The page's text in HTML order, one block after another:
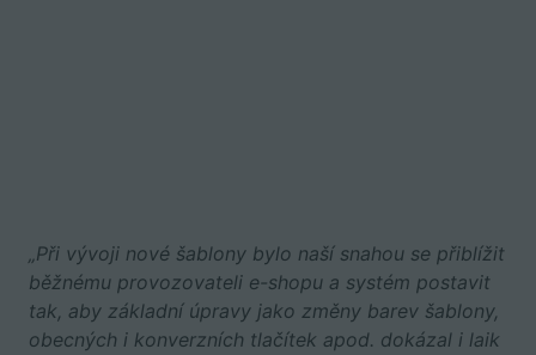
„Při vývoji nové šablony bylo naší snahou se přiblížit
běžnému provozovateli e-shopu a systém postavit
tak, aby základní úpravy jako změny barev šablony,
obecných i konverzních tlačítek apod. dokázal i laik